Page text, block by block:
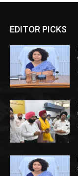
EDITOR PICKS